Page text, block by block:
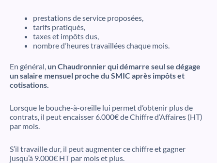
prestations de service proposées,
tarifs pratiqués,
taxes et impôts dus,
nombre d’heures travaillées chaque mois.
En général, un Chaudronnier qui démarre seul se dégage
un salaire mensuel proche du SMIC après impôts et
cotisations.
Lorsque le bouche-à-oreille lui permet d’obtenir plus de
contrats, il peut encaisser 6.000€ de Chiffre d’Affaires (HT)
par mois.
S’il travaille dur, il peut augmenter ce chiffre et gagner
jusqu’à 9.000€ HT par mois et plus.